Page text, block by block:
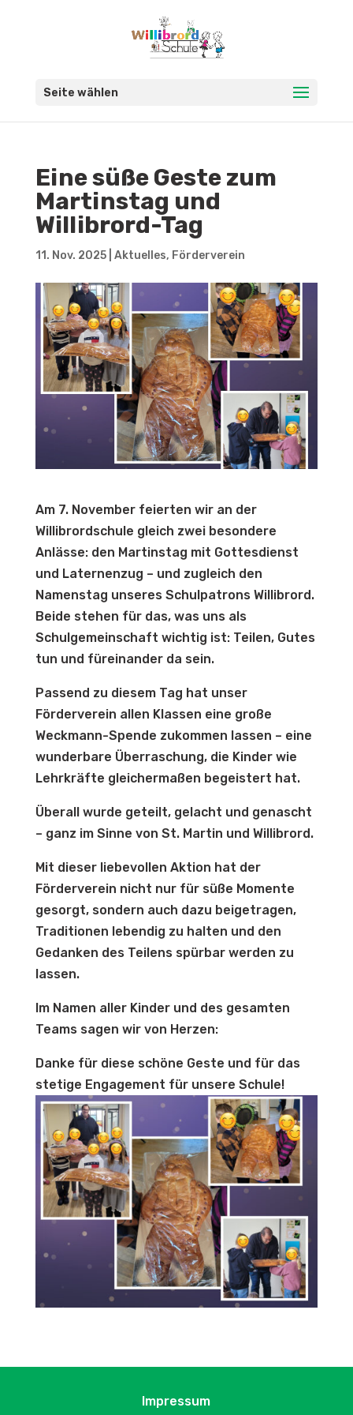
Seite wählen
Eine süße Geste zum
Martinstag und
Willibrord-Tag
11. Nov. 2025| Aktuelles, Förderverein
Am 7. November feierten wir an der
Willibrordschule gleich zwei besondere
Anlässe: den Martinstag mit Gottesdienst
und Laternenzug – und zugleich den
Namenstag unseres Schulpatrons Willibrord.
Beide stehen für das, was uns als
Schulgemeinschaft wichtig ist: Teilen, Gutes
tun und füreinander da sein.
Passend zu diesem Tag hat unser
Förderverein allen Klassen eine große
Weckmann-Spende zukommen lassen – eine
wunderbare Überraschung, die Kinder wie
Lehrkräfte gleichermaßen begeistert hat.
Überall wurde geteilt, gelacht und genascht
– ganz im Sinne von St. Martin und Willibrord.
Mit dieser liebevollen Aktion hat der
Förderverein nicht nur für süße Momente
gesorgt, sondern auch dazu beigetragen,
Traditionen lebendig zu halten und den
Gedanken des Teilens spürbar werden zu
lassen.
Im Namen aller Kinder und des gesamten
Teams sagen wir von Herzen:
Danke für diese schöne Geste und für das
stetige Engagement für unsere Schule!
Impressum